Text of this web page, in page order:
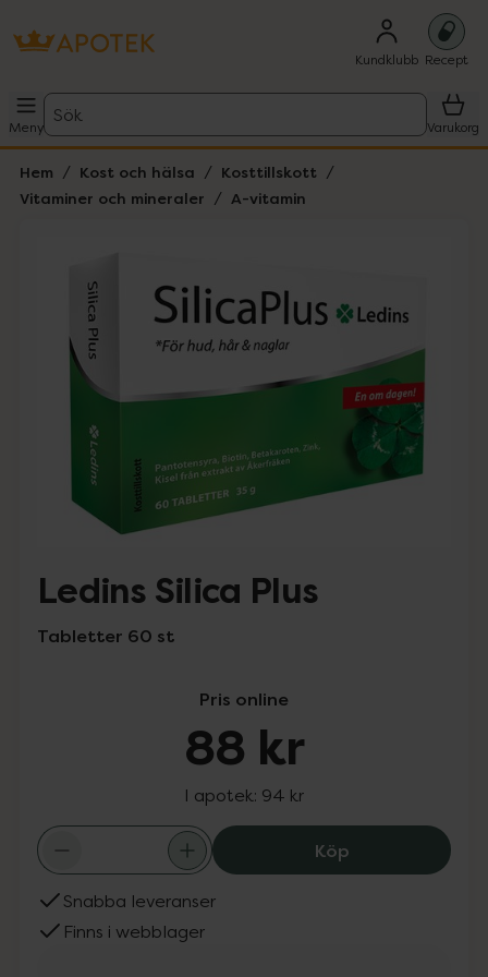
Kundklubb Recept
Meny
Sök
Varukorg
Hem Kost och hälsa
Kosttillskott
Vitaminer och mineraler
A-vitamin
Ledins Silica Plus
Tabletter 60 st
Pris online
88 kr
I apotek: 94 kr
KöpLedins Silica
Snabba leveranser
Finns i webblager